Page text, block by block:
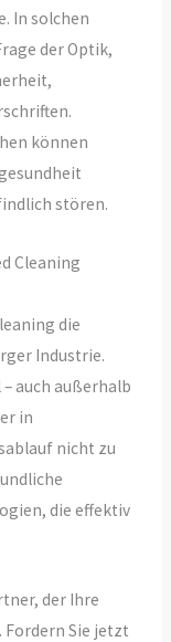
In solchen
der Optik,
können
stören.
Cleaning
die
Industrie.
auch außerhalb
in
nicht zu
die effektiv
der Ihre
Sie jetzt